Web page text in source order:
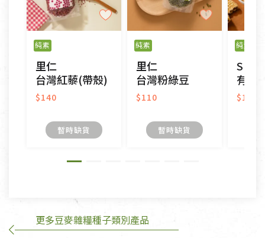
不適用七天鑑賞期商品：
以數位或電磁紀錄形式儲存之商品、易於變質或損壞
之商品、以及性質上無法或不適合退換之商品：如
CD、VCD、DVD、電腦軟體，若產品瑕疵無法讀取僅
接受原片換新。
衣飾鞋類-如T恤，如於送達後水洗或污損者。
美容保養用品、內衣褲、襪子、口罩等私人消耗性產
內衣褲、襪子、口罩個人衛生用品除商品本身有瑕疵
外,依據《通訊交易解除權合理例外情事適用準
訂購手抄稿退貨需知：
純素
里仁
台灣紅藜(帶殼)
$140
暫時缺貨
純素
里仁
台灣粉綠豆
$110
暫時缺貨
純素
有機
$185
更多豆麥雜糧種子類別產品